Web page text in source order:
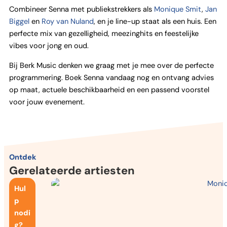
Combineer Senna met publiekstrekkers als Monique Smit, Jan
Biggel en Roy van Nuland, en je line-up staat als een huis. Een
perfecte mix van gezelligheid, meezinghits en feestelijke
vibes voor jong en oud.
Bij Berk Music denken we graag met je mee over de perfecte
programmering. Boek Senna vandaag nog en ontvang advies
op maat, actuele beschikbaarheid en een passend voorstel
voor jouw evenement.
Ontdek
Gerelateerde artiesten
Hul
p
nodi
g?